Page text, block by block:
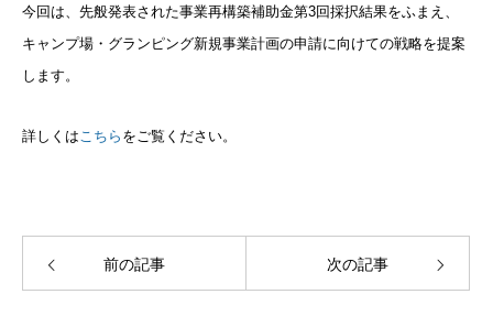
今回は、先般発表された事業再構築補助金第3回採択結果をふまえ、
キャンプ場・グランピング新規事業計画の申請に向けての戦略を提案
します。
詳しくはこちら をご覧ください。
前の記事 次の記事